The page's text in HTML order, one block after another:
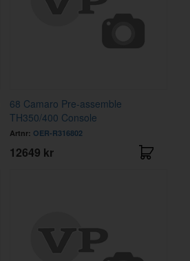
68 Camaro Pre-assemble
TH350/400 Console
Artnr: OER-R316802
12649 kr